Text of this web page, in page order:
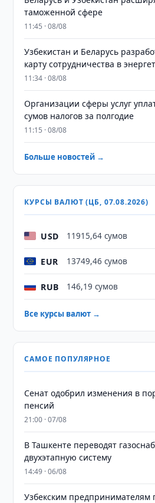
таможенной сфере
11:45 · 08/08
Узбекистан и Беларусь
карту сотрудничества в
11:34 · 08/08
Организации сферы услуг
сумов налогов за полгодие
11:15 · 08/08
Больше новостей →
КУРСЫ ВАЛЮТ (ЦБ, 07.08.2026)
USD 11915,64 сумов
EUR 13749,46 сумов
RUB 146,19 сумов
Все курсы валют →
САМОЕ ПОПУЛЯРНОЕ
Сенат одобрил изменения в
пенсий
21:00 · 07/08
В Ташкенте переводят
двухэтапную систему
14:49 · 06/08
Узбекским предпринимателям